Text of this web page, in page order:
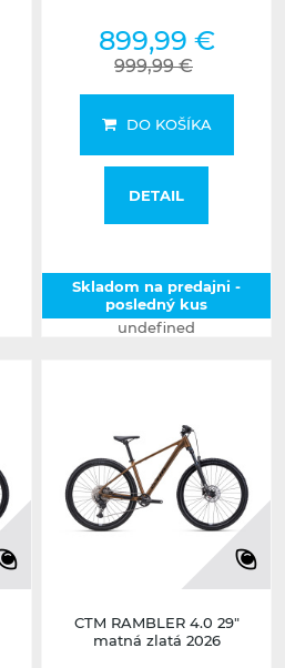
899,99 €
999,99 €
DO KOŠÍKA
DETAIL
Skladom na predajni -
posledný kus
undefined
CTM RAMBLER 4.0 29"
matná zlatá 2026